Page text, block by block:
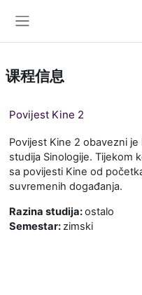
课程信息
Povijest Kine 2
Povijest Kine 2 obavezni
studija Sinologije. Tijekom
sa povijesti Kine od
suvremenih događanja.
Razina studija:ostalo
Semestar:zimski